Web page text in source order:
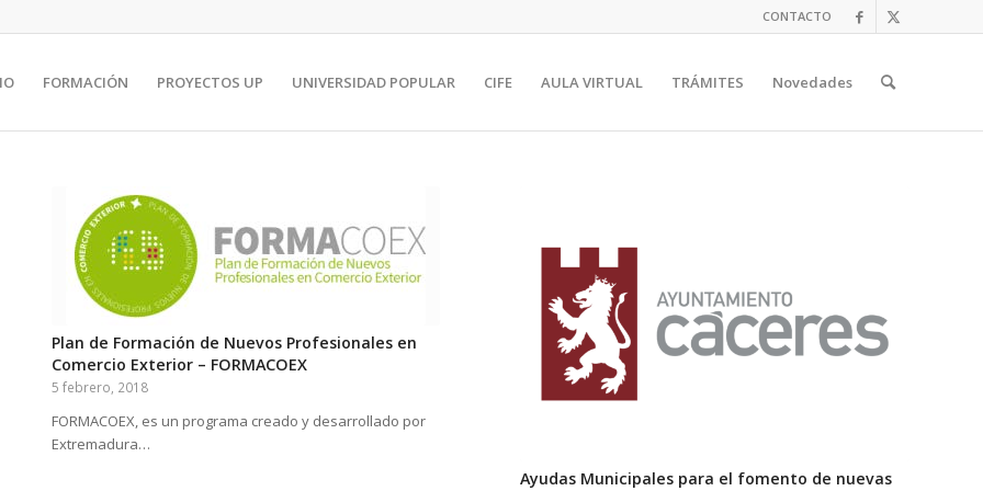
CONTACTO
FORMACIÓN PROYECTOS UP UNIVERSIDAD POPULAR CIFE AULA VIRTUAL TRÁMITES Novedades
Plan de Formación de Nuevos Profesionales en
Comercio Exterior – FORMACOEX
5 febrero, 2018
FORMACOEX, es un programa creado y desarrollado por
Extremadura…
Ayudas Municipales para el fomento de nuevas